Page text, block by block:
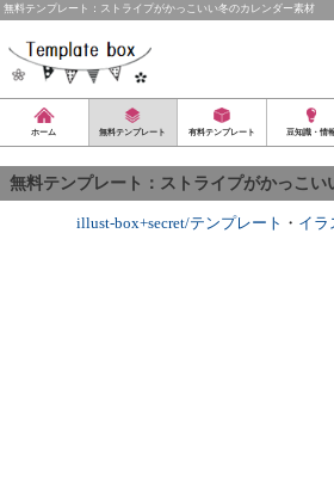
無料テンプレート：ストライプがかっこいい冬のカレンダー素材
ホーム 無料テンプレート 有料テンプレート 豆知識・情
無料テンプレート：ストライプがかっこい
illust-box+secret/テンプレート ・ イラ